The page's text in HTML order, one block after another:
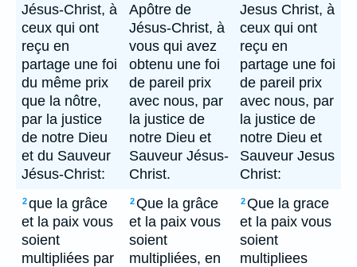
Jésus-Christ, à
ceux qui ont
reçu en
partage une foi
du même prix
que la nôtre,
par la justice
de notre Dieu
et du Sauveur
Jésus-Christ:
Apôtre de
Jésus-Christ, à
vous qui avez
obtenu une foi
de pareil prix
avec nous, par
la justice de
notre Dieu et
Sauveur Jésus-
Christ.
Jesus Christ, à
ceux qui ont
reçu en
partage une foi
de pareil prix
avec nous, par
la justice de
notre Dieu et
Sauveur Jesus
Christ:
2que la grâce
et la paix vous
soient
multipliées par
2Que la grâce
et la paix vous
soient
multipliées, en
2Que la grace
et la paix vous
soient
multipliees